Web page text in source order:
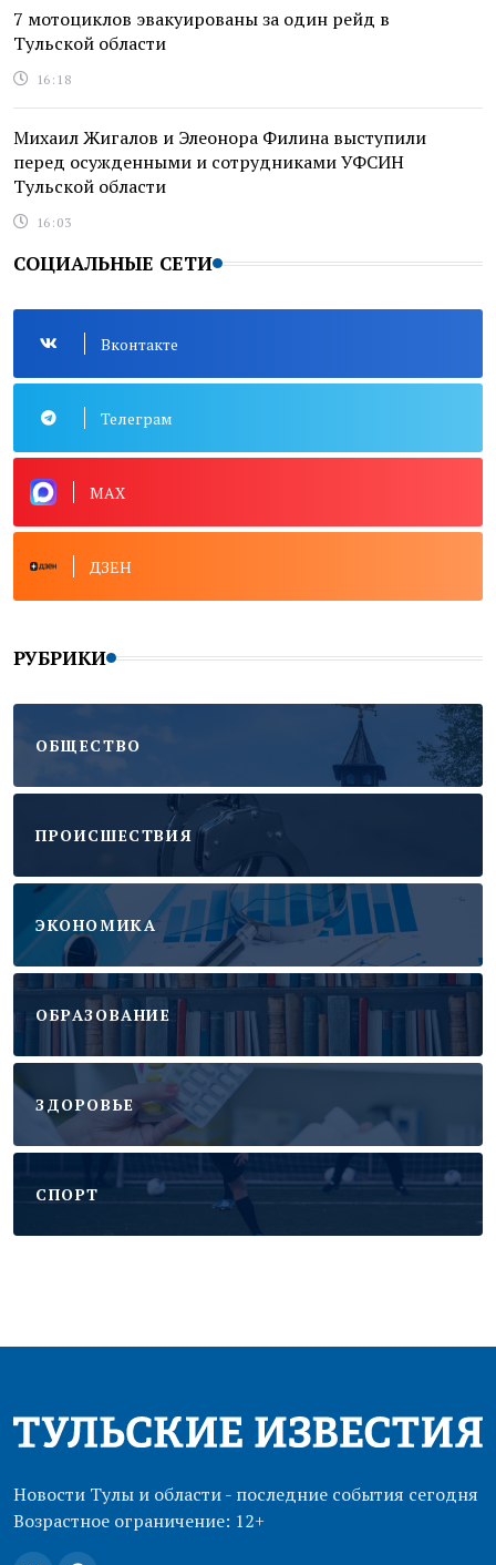
7 мотоциклов эвакуированы за один рейд в
Тульской области
16:18
Михаил Жигалов и Элеонора Филина выступили
перед осужденными и сотрудниками УФСИН
Тульской области
16:03
СОЦИАЛЬНЫЕ СЕТИ
Вконтакте
Телеграм
MAX
ДЗЕН
РУБРИКИ
ОБЩЕСТВО
ПРОИСШЕСТВИЯ
ЭКОНОМИКА
ОБРАЗОВАНИЕ
ЗДОРОВЬЕ
CПОРТ
Новости Тулы и области - последние события сегодня
Возрастное ограничение: 12+